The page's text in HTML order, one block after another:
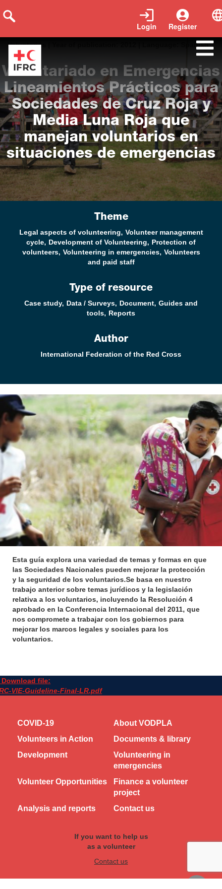
Register
Login
Voluntariado en Emergencias
Lineamientos Prácticos para
Sociedades de Cruz Roja y
Media Luna Roja que
manejan voluntarios en
situaciones de emergencias
Case study Emergency Guìa Legal Protección Report
Voluntarios
Spanish
Theme
Legal aspects of volunteering
Volunteer management
cycle
Development of Volunteering
Protection of
volunteers Volunteering in emergencies Volunteers
and paid staff
Type of resource
Case study Data / Surveys Document Guides and
tools
Reports
Author
International Federation of the Red Cross
Esta guía explora una variedad de temas y formas en que
las Sociedades Nacionales pueden mejorar la protección
y la seguridad de los voluntarios.Se basa en nuestro
trabajo anterior sobre temas jurídicos y la legislación
relativa a los voluntarios, incluyendo la Resolución 4
aprobado en la Conferencia Internacional del 2011, que
nos compromete a trabajar con los gobiernos para
mejorar los marcos legales y sociales para los
voluntarios.
Download file:
VIE-Guideline-Final-LR.pdf
COVID-19
About VODPLA
Volunteers in Action
Documents & library
Development
Volunteering in
emergencies
Volunteer Opportunities
Finance a volunteer
project
Analysis and reports
Contact us
If you want to help us
as a volunteer
Contact us